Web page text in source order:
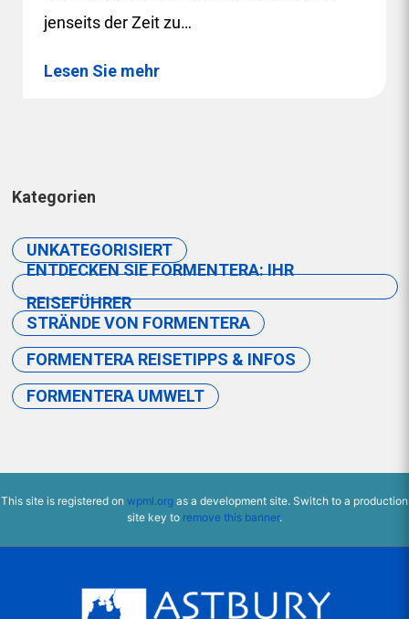
jenseits der Zeit zu…
Lesen Sie mehr
Kategorien
UNKATEGORISIERT
ENTDECKEN SIE FORMENTERA: IHR
REISEFÜHRER
STRÄNDE VON FORMENTERA
FORMENTERA REISETIPPS & INFOS
FORMENTERA UMWELT
This site is registered on wpml.org as a development site. Switch to a production
site key to remove this banner.